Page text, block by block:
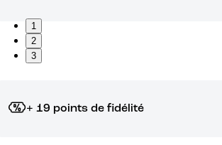
1
2
3
+ 19 points de fidélité